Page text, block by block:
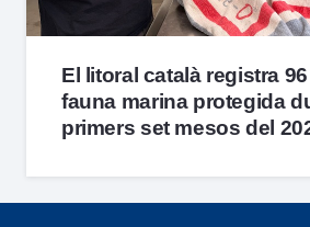
El litoral català registra
fauna marina protegida
primers set mesos del